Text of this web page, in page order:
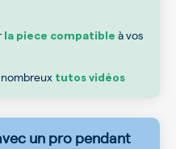
la piece compatible à vos
tutos vidéos
un pro pendant